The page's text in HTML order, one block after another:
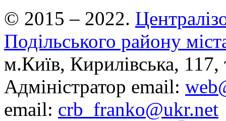
© 2015 – 2022.
Подільського району
м.Київ, Кирилівська,
Адміністратор email:
email: crb_franko@ukr.net